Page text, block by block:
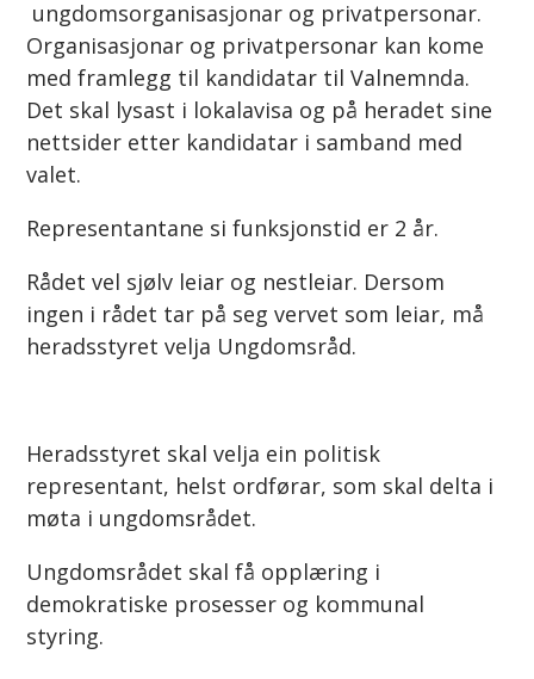
ungdomsorganisasjonar og privatpersonar.
Organisasjonar og privatpersonar kan kome
med framlegg til kandidatar til Valnemnda.
Det skal lysast i lokalavisa og på heradet sine
nettsider etter kandidatar i samband med
valet.
Representantane si funksjonstid er 2 år.
Rådet vel sjølv leiar og nestleiar. Dersom
ingen i rådet tar på seg vervet som leiar, må
heradsstyret velja Ungdomsråd.
Heradsstyret skal velja ein politisk
representant, helst ordførar, som skal delta i
møta i ungdomsrådet.
Ungdomsrådet skal få opplæring i
demokratiske prosesser og kommunal
styring.